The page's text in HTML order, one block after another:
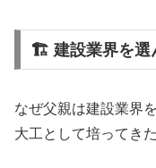
🏗️ 建設業界を選
なぜ父親は建設業界
大工として培ってき